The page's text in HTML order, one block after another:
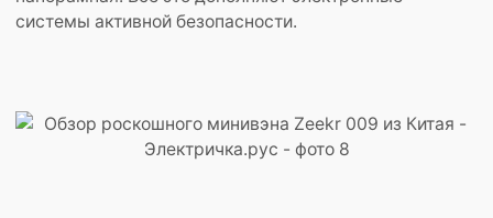
системы активной безопасности.